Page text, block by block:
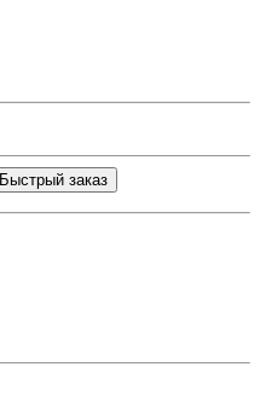
Быстрый заказ